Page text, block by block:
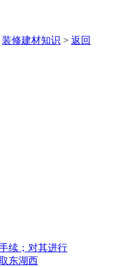
装修建材知识 > 返回
续；对其进行
东湖西